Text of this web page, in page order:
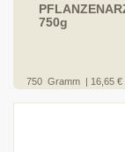
750g
750 Gramm | 16,65 €